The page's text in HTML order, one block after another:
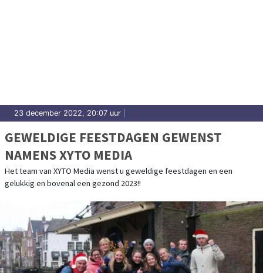
23 december 2022, 20:07 uur
GEWELDIGE FEESTDAGEN GEWENST
NAMENS XYTO MEDIA
Het team van XYTO Media wenst u geweldige feestdagen en een
gelukkig en bovenal een gezond 2023!!